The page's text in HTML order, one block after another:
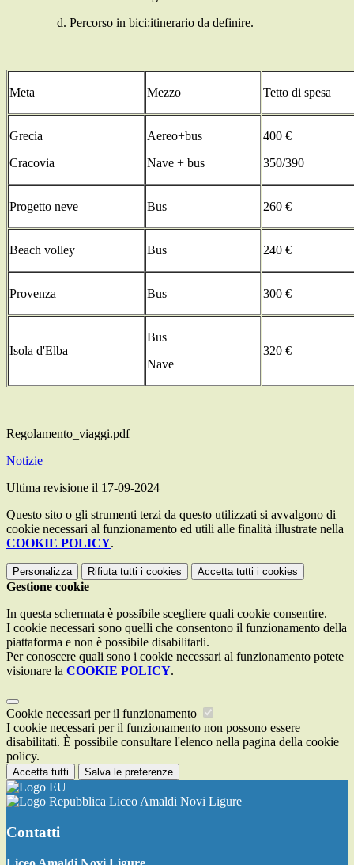
Percorso in bici:itinerario da definire.
Meta Mezzo Tetto di spesa
Grecia
Cracovia
Aereo+bus
Nave + bus
400 €
350/390
Progetto neve Bus 260 €
Beach volley Bus 240 €
Provenza Bus 300 €
Isola d'Elba
Bus
Nave
320 €
Regolamento_viaggi.pdf
Notizie
Ultima revisione il 17-09-2024
Questo sito o gli strumenti terzi da questo utilizzati si avvalgono di
cookie necessari al funzionamento ed utili alle finalità illustrate nella
COOKIE POLICY.
Personalizza Rifiuta tutti i cookies Accetta tutti i cookies
Gestione cookie
In questa schermata è possibile scegliere quali cookie consentire.
I cookie necessari sono quelli che consentono il funzionamento della
piattaforma e non è possibile disabilitarli.
Per conoscere quali sono i cookie necessari al funzionamento potete
visionare la COOKIE POLICY.
Cookie necessari per il funzionamento
I cookie necessari per il funzionamento non possono essere
disabilitati. È possibile consultare l'elenco nella pagina della cookie
policy.
Accetta tutti Salva le preferenze
Liceo Amaldi Novi Ligure
Contatti